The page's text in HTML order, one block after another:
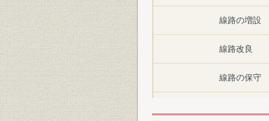
線路の増設
線路改良
線路の保守